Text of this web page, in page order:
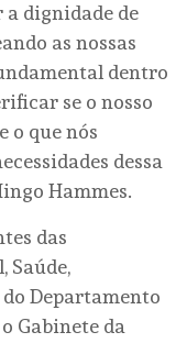
a dignidade de
as nossas
dentro
se o nosso
o que nós
dessa
Hammes.
das
Saúde,
do Departamento
Gabinete da